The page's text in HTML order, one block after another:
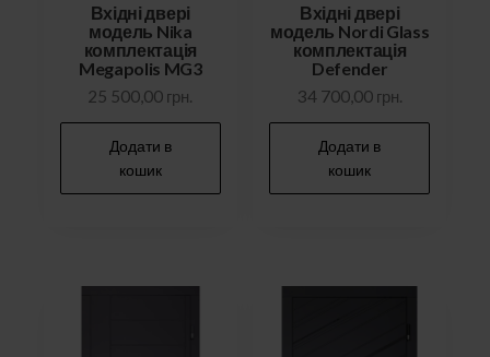
Вхідні двері
модель Nika
комплектація
Megapolis MG3
25 500,00 грн.
Додати в
кошик
Вхідні двері
модель Nordi Glass
комплектація
Defender
34 700,00 грн.
Додати в
кошик